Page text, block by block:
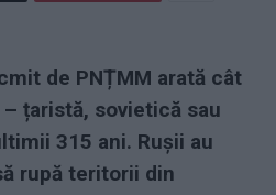
de PNȚMM arată cât
țaristă, sovietică sau
315 ani. Rușii au
rupă teritorii din